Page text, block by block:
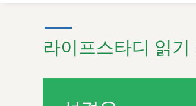
라이프스타디 읽기